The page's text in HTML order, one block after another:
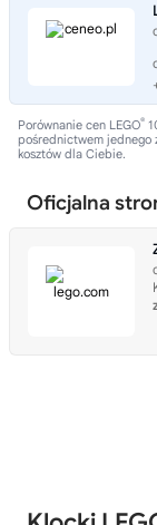
Porównanie cen LEGO®
pośrednictwem jednego
kosztów dla Ciebie.
Oficjalna